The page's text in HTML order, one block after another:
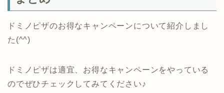
ドミノピザのお得なキャンペーンについて紹介しまし
た(^^)
ドミノピザは適宜、お得なキャンペーンをやっている
のでぜひチェックしてみてください♪